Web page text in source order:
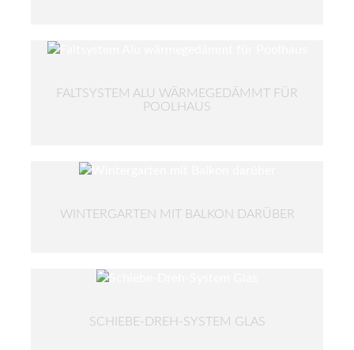
FALTSYSTEM ALU WÄRMEGEDÄMMT FÜR
POOLHAUS
WINTERGARTEN MIT BALKON DARÜBER
SCHIEBE-DREH-SYSTEM GLAS